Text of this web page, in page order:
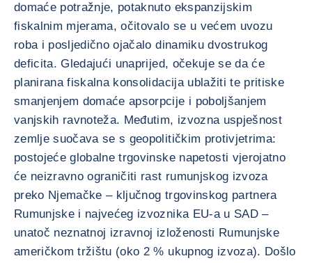
domaće potražnje, potaknuto ekspanzijskim
fiskalnim mjerama, očitovalo se u većem uvozu
roba i posljedično ojačalo dinamiku dvostrukog
deficita. Gledajući unaprijed, očekuje se da će
planirana fiskalna konsolidacija ublažiti te pritiske
smanjenjem domaće apsorpcije i poboljšanjem
vanjskih ravnoteža. Međutim, izvozna uspješnost
zemlje suočava se s geopolitičkim protivjetrima:
postojeće globalne trgovinske napetosti vjerojatno
će neizravno ograničiti rast rumunjskog izvoza
preko Njemačke – ključnog trgovinskog partnera
Rumunjske i najvećeg izvoznika EU-a u SAD –
unatoč neznatnoj izravnoj izloženosti Rumunjske
američkom tržištu (oko 2 % ukupnog izvoza). Došlo